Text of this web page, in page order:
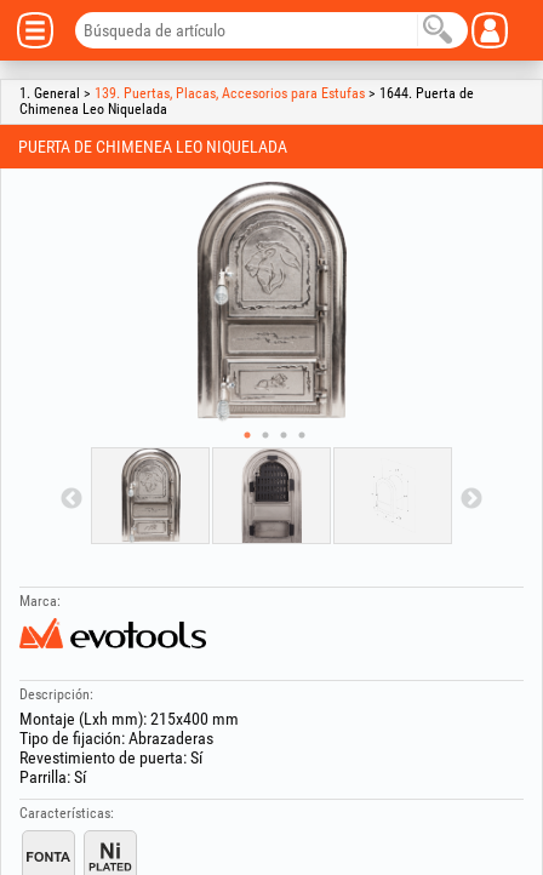
1. General > 139. Puertas, Placas, Accesorios para Estufas > 1644. Puerta de
Chimenea Leo Niquelada
PUERTA DE CHIMENEA LEO NIQUELADA
Marca:
Descripción:
Montaje (Lxh mm): 215x400 mm
Tipo de fijación: Abrazaderas
Revestimiento de puerta: Sí
Parrilla: Sí
Características: